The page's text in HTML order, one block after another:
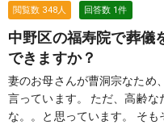
閲覧数 348人 回答数 1件
中野区の福寿院で葬儀
できますか？
妻のお母さんが曹洞宗なため
言っています。 ただ、高齢なため、あまり広い葬儀場を借りても
な。。と思っています。 そもそもお寺さんで葬儀なんかできるので